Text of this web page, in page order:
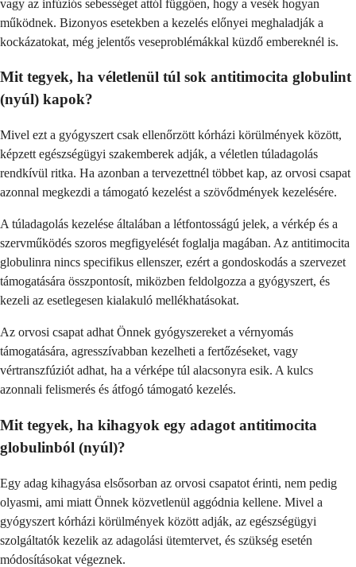
vagy az infúziós sebességet attól függően, hogy a vesék hogyan
működnek. Bizonyos esetekben a kezelés előnyei meghaladják a
kockázatokat, még jelentős veseproblémákkal küzdő embereknél is.
Mit tegyek, ha véletlenül túl sok antitimocita globulint
(nyúl) kapok?
Mivel ezt a gyógyszert csak ellenőrzött kórházi körülmények között,
képzett egészségügyi szakemberek adják, a véletlen túladagolás
rendkívül ritka. Ha azonban a tervezettnél többet kap, az orvosi csapat
azonnal megkezdi a támogató kezelést a szövődmények kezelésére.
A túladagolás kezelése általában a létfontosságú jelek, a vérkép és a
szervműködés szoros megfigyelését foglalja magában. Az antitimocita
globulinra nincs specifikus ellenszer, ezért a gondoskodás a szervezet
támogatására összpontosít, miközben feldolgozza a gyógyszert, és
kezeli az esetlegesen kialakuló mellékhatásokat.
Az orvosi csapat adhat Önnek gyógyszereket a vérnyomás
támogatására, agresszívabban kezelheti a fertőzéseket, vagy
vértranszfúziót adhat, ha a vérképe túl alacsonyra esik. A kulcs
azonnali felismerés és átfogó támogató kezelés.
Mit tegyek, ha kihagyok egy adagot antitimocita
globulinból (nyúl)?
Egy adag kihagyása elsősorban az orvosi csapatot érinti, nem pedig
olyasmi, ami miatt Önnek közvetlenül aggódnia kellene. Mivel a
gyógyszert kórházi körülmények között adják, az egészségügyi
szolgáltatók kezelik az adagolási ütemtervet, és szükség esetén
módosításokat végeznek.